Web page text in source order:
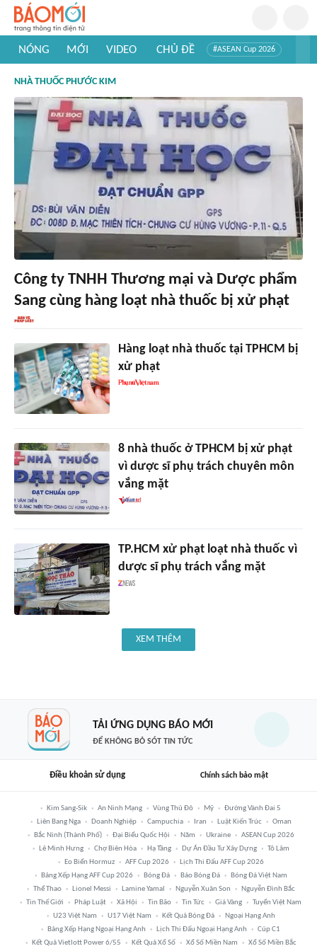
NÓNG MỚI VIDEO CHỦ ĐỀ #ASEAN Cup 2026
#Khám phá thế giới
NHÀ THUỐC PHƯỚC KIM
Công ty TNHH Thương mại và Dược phẩm
Sang cùng hàng loạt nhà thuốc bị xử phạt
Hàng loạt nhà thuốc tại TPHCM bị
xử phạt
8 nhà thuốc ở TPHCM bị xử phạt
vì dược sĩ phụ trách chuyên môn
vắng mặt
TP.HCM xử phạt loạt nhà thuốc vì
dược sĩ phụ trách vắng mặt
XEM THÊM
TẢI ỨNG DỤNG BÁO MỚI
ĐỂ KHÔNG BỎ SÓT TIN TỨC
Điều khoản sử dụng Chính sách bảo mật
Kim Sang-Sik An Ninh Mạng Vùng Thủ Đô Mỹ
Đường Vành Đai 5
Liên Bang Nga
Doanh Nghiệp Campuchia Iran Luật Kiến Trúc
Oman
Bắc Ninh (thành Phố)
Đại Biểu Quốc Hội Năm Ukraine
ASEAN Cup 2026
Lê Minh Hưng
Chợ Biên Hòa Hạ Tầng Dự Án Đầu Tư Xây Dựng
Tô Lâm
Eo Biển Hormuz
AFF Cup 2026
Lịch Thi Đấu AFF Cup 2026
Bảng Xếp Hạng AFF Cup 2026
Bóng Đá Báo Bóng Đá
Bóng Đá Việt Nam
Thể Thao
Lionel Messi Lamine Yamal Nguyễn Xuân Son
Nguyễn Đình Bắc
Tin Thế Giới
Pháp Luật Xã Hội Tin Bão Tin Tức Giá Vàng
Tuyển Việt Nam
U23 Việt Nam
U17 Việt Nam Kết Quả Bóng Đá
Ngoại Hạng Anh
Bảng Xếp Hạng Ngoại Hạng Anh
Lịch Thi Đấu Ngoại Hạng Anh
Cúp C1
Kết Quả Vietlott Power 6/55
Kết Quả Xổ Số Xổ Số Miền Nam Xổ Số Miền Bắc